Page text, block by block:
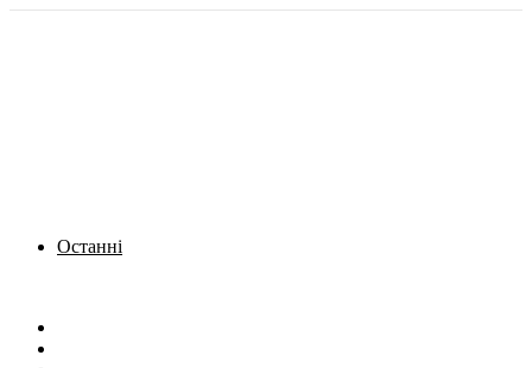
Останні